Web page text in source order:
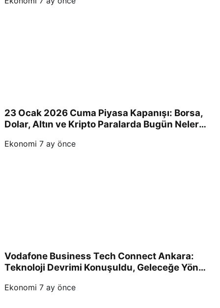
23 Ocak 2026 Cuma Piyasa Kapanışı: Borsa,
Dolar, Altın ve Kripto Paralarda Bugün Neler
Ekonomi 7 ay önce
Vodafone Business Tech Connect Ankara:
Teknoloji Devrimi Konuşuldu, Geleceğe Yön
Ekonomi 7 ay önce